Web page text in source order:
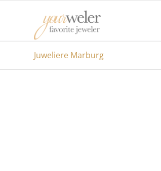
Juweliere Marburg